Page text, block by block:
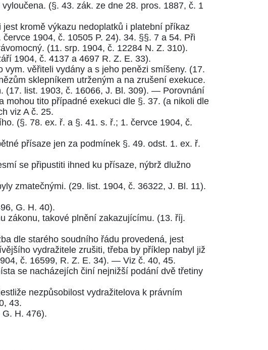
(§. 43. zák. ze dne 28. pros. 1887, č. 1
kromě výkazu nedoplatků i platební příkaz
červce 1904, č. 10505 P. 24). 34. §§. 7 a 54. Při
(11. srp. 1904, č. 12284 N. Z. 310).
1904, č. 4137 a 4697 R. Z. E. 33).
věřiteli vydány a s jeho penězi smíšeny. (17.
sklepníkem utrženým a na zrušení exekuce.
(17. list. 1903, č. 16066, J. Bl. 309). — Porovnání
mohou tito případné exekuci dle §. 37. (a nikoli dle
viz A č. 25.
(§. 78. ex. ř. a §. 41. s. ř.; 1. červce 1904, č.
přísaze jen za podmínek §. 49. odst. 1. ex. ř.
se připustiti ihned ku přísaze, nýbrž dlužno
zmatečnými. (29. list. 1904, č. 36322, J. Bl. 11).
G. H. 40).
zákonu, takové plnění zakazujícímu. (13. říj.
dle starého soudního řádu provedená, jest
vydražitele zrušiti, třeba by příklep nabyl již
č. 16599, R. Z. E. 34). — Viz č. 40, 45.
se nacházejích činí nejnižší podání dvě třetiny
nezpůsobilost vydražitelova k právním
43.
G. H. 476).